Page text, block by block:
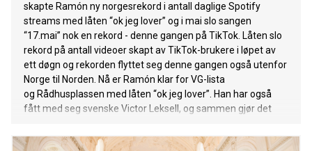
skapte Ramón ny norgesrekord i antall daglige Spotify
streams med låten “ok jeg lover” og i mai slo sangen
“17.mai” nok en rekord - denne gangen på TikTok. Låten slo
rekord på antall videoer skapt av TikTok-brukere i løpet av
ett døgn og rekorden flyttet seg denne gangen også utenfor
Norge til Norden. Nå er Ramón klar for VG-lista
og Rådhusplassen med låten “ok jeg lover”. Han har også
fått med seg svenske Victor Leksell, og sammen gjør det
de rosa finlandshettene,